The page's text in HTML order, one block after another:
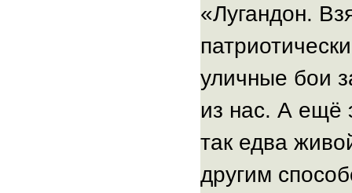
«Лугандон.
уличные бои
из нас. А ещё
так едва
другим